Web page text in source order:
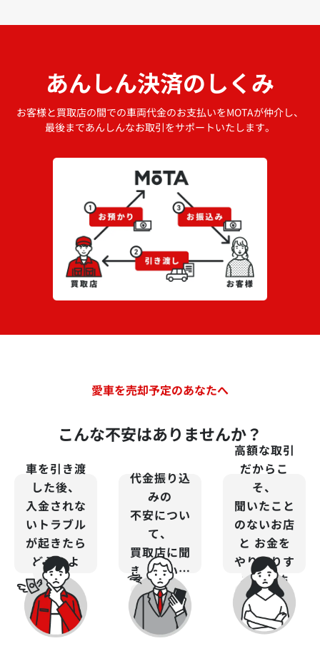
あんしん決済のしくみ
お客様と買取店の間での車両代金のお支払いをMOTAが仲介し、
最後まであんしんなお取引をサポートいたします。
愛車を売却予定のあなたへ
こんな不安はありませんか？
車を引き渡
した後、
入金されな
いトラブル
が起きたら
どうしよ
う…
代金振り込
みの
不安につい
て、
買取店に聞
きづらい…
高額な取引
だからこ
そ、
聞いたこと
のないお店
と お金を
やりとりす
るのが怖
い...